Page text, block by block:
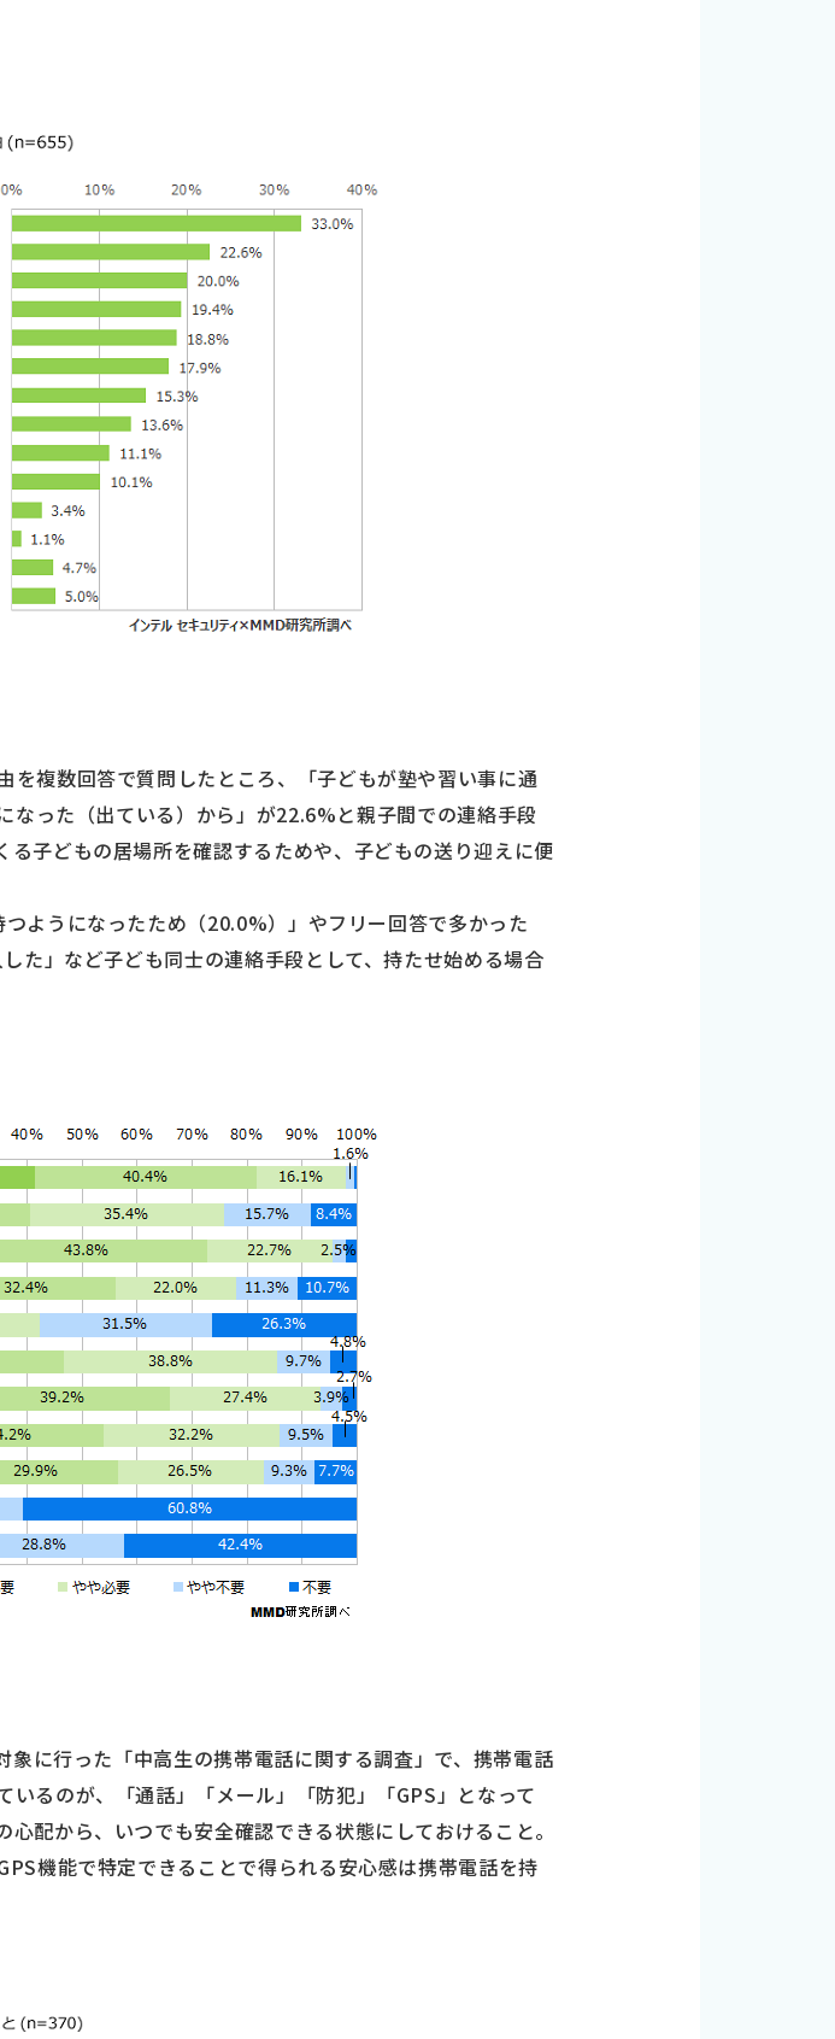
複数回答で質問したところ、「子どもが塾や習い事に通
った（出ている）から」が22.6%と親子間での連絡手段
子どもの居場所を確認するためや、子どもの送り迎えに便
ようになったため（20.0%）」やフリー回答で多かった
た」など子ども同士の連絡手段として、持たせ始める場合
に行った「中高生の携帯電話に関する調査」で、携帯電話
るのが、「通話」「メール」「防犯」「GPS」となって
配から、いつでも安全確認できる状態にしておけること。
機能で特定できることで得られる安心感は携帯電話を持